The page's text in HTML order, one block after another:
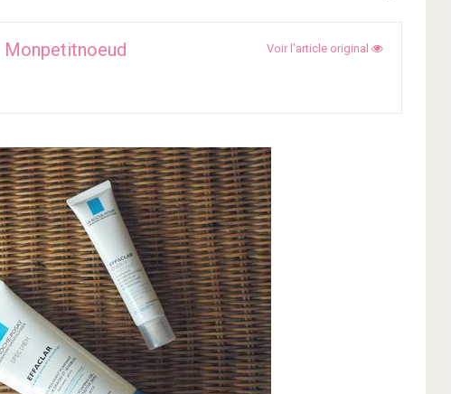
Monpetitnoeud Voir l'article original